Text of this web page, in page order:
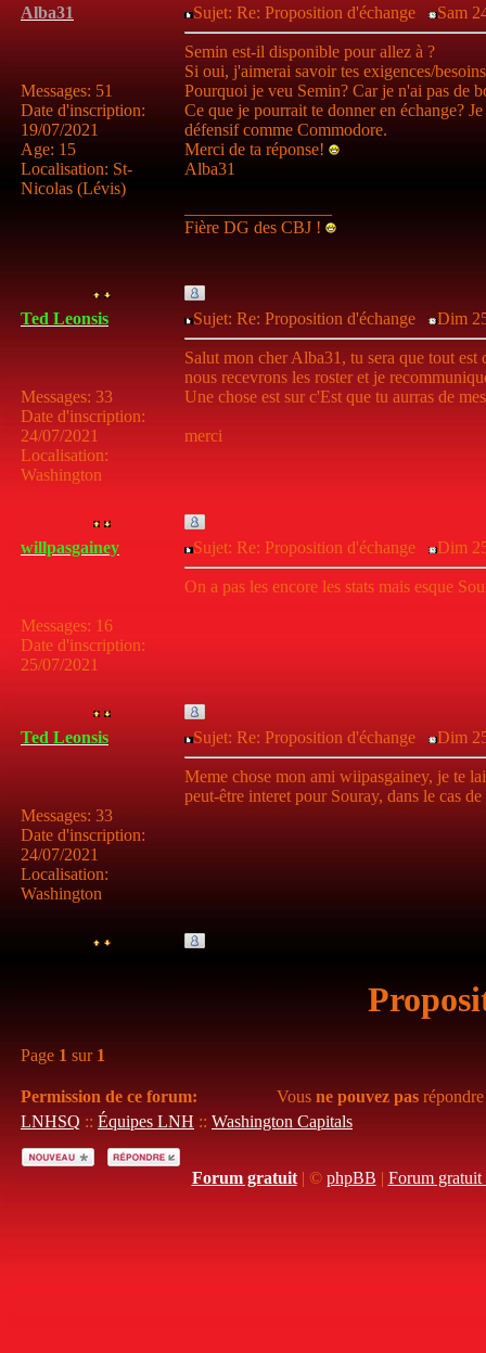
Alba31
Messages: 51
Date d'inscription:
19/07/2021
Age: 15
Localisation: St-
Nicolas (Lévis)
Sujet: Re: Proposition d'échange Sam
Semin est-il disponible pour allez à ?
Si oui, j'aimerai savoir tes exigences/
Pourquoi je veu Semin? Car je n'ai pas de
Ce que je pourrait te donner en échange?
défensif comme Commodore.
Merci de ta réponse!
Alba31
Fière DG des CBJ !
Ted Leonsis
Messages: 33
Date d'inscription:
24/07/2021
Localisation:
Washington
Sujet: Re: Proposition d'échange Dim
Salut mon cher Alba31, tu sera que tout
nous recevrons les roster et je
Une chose est sur c'Est que tu aurras de
merci
willpasgainey
Messages: 16
Date d'inscription:
25/07/2021
Sujet: Re: Proposition d'échange Dim
On a pas les encore les stats mais esque
Ted Leonsis
Messages: 33
Date d'inscription:
24/07/2021
Localisation:
Washington
Sujet: Re: Proposition d'échange Dim
Meme chose mon ami wiipasgainey, je te
peut-être interet pour Souray, dans le cas
Page 1 sur 1
Permission de ce forum: Vous ne pouvez pas
LNHSQ :: Équipes LNH :: Washington Capitals
Forum gratuit| © phpBB | Forum gratuit